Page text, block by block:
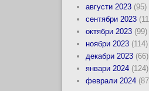
августи 2023(95)
сентябри 2023
октябри 2023(99)
ноябри 2023(114)
декабри 2023(66)
январи 2024(124)
феврали 2024